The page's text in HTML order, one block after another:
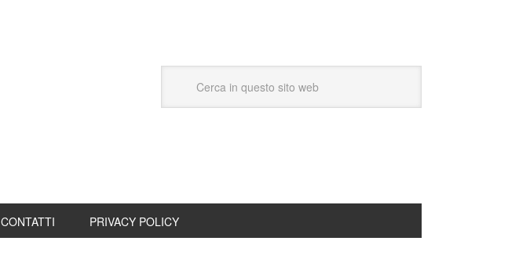
CONTATTI PRIVACY POLICY